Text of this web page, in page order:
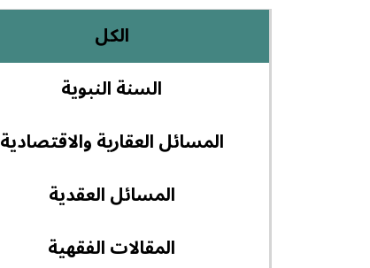
الكل
السنة النبوية
المسائل العقارية والاقتصادية
المسائل العقدية
المقالات الفقهية